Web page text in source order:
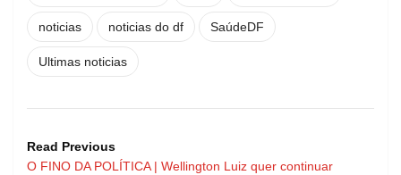
noticias noticias do df SaúdeDF
Ultimas noticias
Read Previous
O FINO DA POLÍTICA | Wellington Luiz quer continuar